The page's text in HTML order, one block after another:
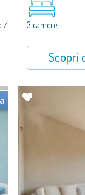
/
arricchita da una
ideali per vivere
3 camere
Scopri